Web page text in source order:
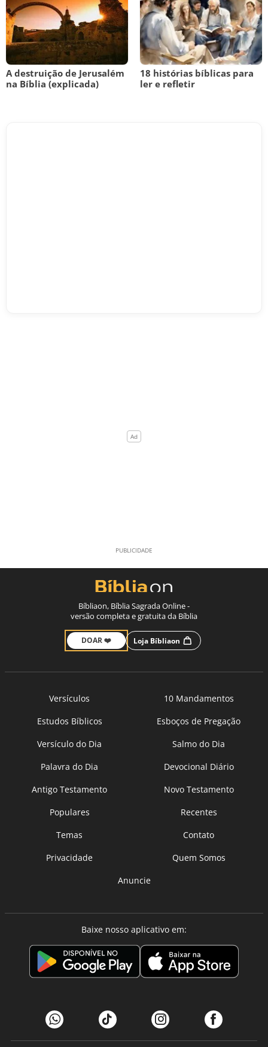
A destruição de Jerusalém
na Bíblia (explicada)
18 histórias bíblicas para
ler e refletir
Bíbliaon, Bíblia Sagrada Online -
versão completa e gratuita da Bíblia
DOAR ❤️ Loja Bíbliaon
Versículos
10 Mandamentos
Estudos Bíblicos
Esboços de Pregação
Versículo do Dia
Salmo do Dia
Palavra do Dia
Devocional Diário
Antigo Testamento
Novo Testamento
Populares
Recentes
Temas
Contato
Privacidade
Quem Somos
Anuncie
Baixe nosso aplicativo em: